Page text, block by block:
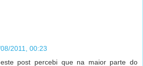
2011, 00:23
post percebi que na maior parte do